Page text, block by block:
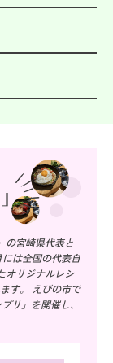
の宮崎県代表と
には全国の代表自
オリジナルレシ
す。 えびの市で
リ」を開催し、